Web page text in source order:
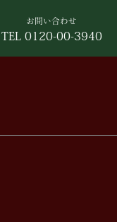
お問い合わせ
TEL 0120-00-3940